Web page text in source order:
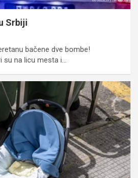
Srbiji
bačene dve bombe!
su na licu mesta i…